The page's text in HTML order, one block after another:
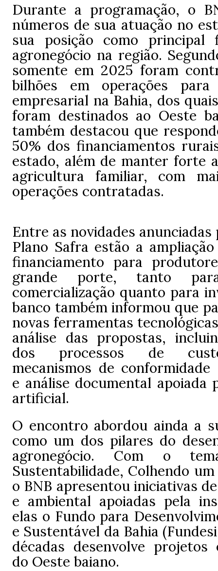
Durante a programação, o
números de sua atuação no
sua posição como principal
agronegócio na região.
somente em 2025 foram
bilhões em operações
empresarial na Bahia, dos
foram destinados ao Oeste
também destacou que
50% dos financiamentos
estado, além de manter forte
agricultura familiar, com
operações contratadas.
Entre as novidades
Plano Safra estão a
financiamento para
grande porte, tanto
comercialização quanto para
banco também informou que
novas ferramentas
análise das propostas,
dos processos de
mecanismos de conformidade
e análise documental apoiada
artificial.
O encontro abordou ainda a
como um dos pilares do
agronegócio. Com o
Sustentabilidade, Colhendo
o BNB apresentou iniciativas
e ambiental apoiadas pela
elas o Fundo para
e Sustentável da Bahia
décadas desenvolve projetos
do Oeste baiano.